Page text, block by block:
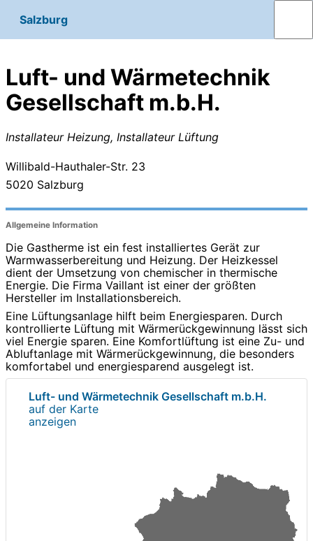
Salzburg
Luft- und Wärmetechnik
Gesellschaft m.b.H.
Installateur Heizung, Installateur Lüftung
Willibald-Hauthaler-Str. 23
5020 Salzburg
Allgemeine Information
Die Gastherme ist ein fest installiertes Gerät zur
Warmwasserbereitung und Heizung. Der Heizkessel
dient der Umsetzung von chemischer in thermische
Energie. Die Firma Vaillant ist einer der größten
Hersteller im Installationsbereich.
Eine Lüftungsanlage hilft beim Energiesparen. Durch
kontrollierte Lüftung mit Wärmerückgewinnung lässt sich
viel Energie sparen. Eine Komfortlüftung ist eine Zu- und
Abluftanlage mit Wärmerückgewinnung, die besonders
komfortabel und energiesparend ausgelegt ist.
Luft- und Wärmetechnik Gesellschaft m.b.H.
auf der Karte
anzeigen